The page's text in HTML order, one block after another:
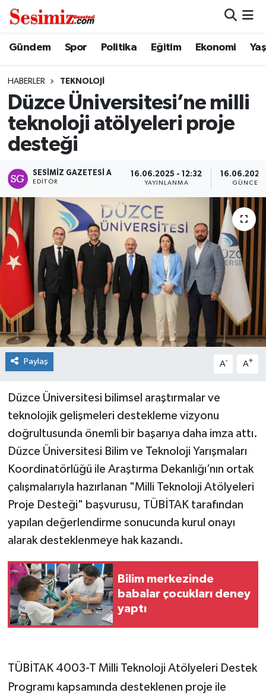
Gündem Spor Politika Eğitim Ekonomi
HABERLER TEKNOLOJI
Düzce Üniversitesi’ne milli
teknoloji atölyeleri proje
desteği
SESIMIZ GAZETESI A
EDITÖR
16.06.2025 - 12:32
YAYINLANMA
Paylaş A- A+
Düzce Üniversitesi bilimsel araştırmalar ve
teknolojik gelişmeleri destekleme vizyonu
doğrultusunda önemli bir başarıya daha imza attı.
Düzce Üniversitesi Bilim ve Teknoloji Yarışmaları
Koordinatörlüğü ile Araştırma Dekanlığı’nın ortak
çalışmalarıyla hazırlanan "Milli Teknoloji Atölyeleri
Proje Desteği" başvurusu, TÜBİTAK tarafından
yapılan değerlendirme sonucunda kurul onayı
alarak desteklenmeye hak kazandı.
Bilim merkezinde
babalar çocukları deney
yaptı
TÜBİTAK 4003-T Milli Teknoloji Atölyeleri Destek
Programı kapsamında desteklenen proje ile
Dünya
Ekonomi
Genel
Gündem
Magazin
Politika
Sağlık
Spor
Teknoloji
Tokat Haberleri
Nöbetçi Eczaneler
Namaz Vakitleri
Trafik Durumu
Süper Lig Puan Durumu ve Fikstür
Tüm Manşetler
Son Dakika Haberleri
Haber Arşivi